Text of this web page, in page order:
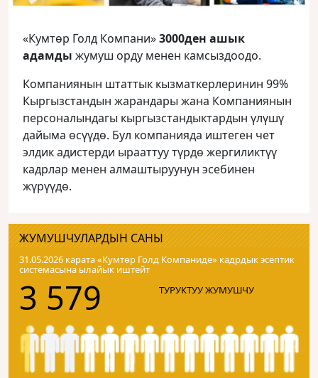
«Кумтөр Голд Компани»3000ден ашык
адамды жумуш орду менен камсыздоодо.
Компаниянын штаттык кызматкерлеринин 99%
Кыргызстандын жарандары жана Компаниянын
персоналындагы кыргызстандыктардын үлүшү
дайыма өсүүдө. Бул компанияда иштеген чет
элдик адистерди ырааттуу түрдө жергиликтүү
кадрлар менен алмаштыруунун эсебинен
жүрүүдө.
ЖУМУШЧУЛАРДЫН САНЫ
31.05.2026 карата «Кумтɵр Голд Компаниде» кадрдык эсептик
системасына ылайык иштейт
3 579 ТУРУКТУУ ЖУМУШЧУ